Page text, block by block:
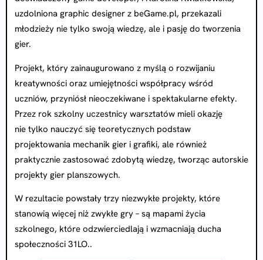
uzdolniona graphic designer z beGame.pl, przekazali
młodzieży nie tylko swoją wiedzę, ale i pasję do tworzenia
gier.
Projekt, który zainaugurowano z myślą o rozwijaniu
kreatywności oraz umiejętności współpracy wśród
uczniów, przyniósł nieoczekiwane i spektakularne efekty.
Przez rok szkolny uczestnicy warsztatów mieli okazję
nie tylko nauczyć się teoretycznych podstaw
projektowania mechanik gier i grafiki, ale również
praktycznie zastosować zdobytą wiedzę, tworząc autorskie
projekty gier planszowych.
W rezultacie powstały trzy niezwykłe projekty, które
stanowią więcej niż zwykłe gry – są mapami życia
szkolnego, które odzwierciedlają i wzmacniają ducha
społeczności 31LO..